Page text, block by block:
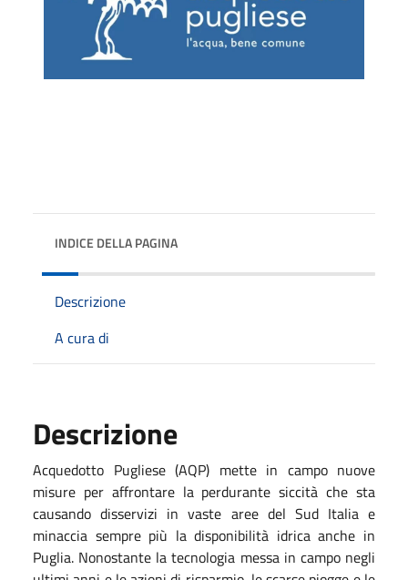
INDICE DELLA PAGINA
Descrizione
A cura di
Descrizione
Acquedotto Pugliese (AQP) mette in campo nuove
misure per affrontare la perdurante siccità che sta
causando disservizi in vaste aree del Sud Italia e
minaccia sempre più la disponibilità idrica anche in
Puglia. Nonostante la tecnologia messa in campo negli